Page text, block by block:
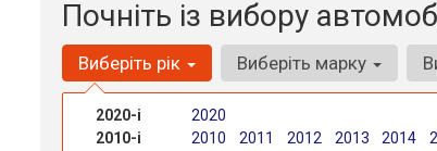
Почніть із вибору
Виберіть рік
2020-і
2020
2010-і
2010 2011 2012 2013 2014
Виберіть марку